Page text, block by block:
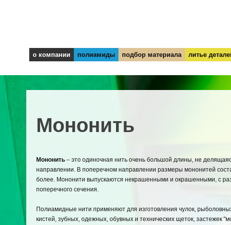
о компании полиамиды подбор материала литье
Мононить
Мононить – это одиночная нить очень большой длины, не
направлении. В поперечном направлении размеры мононитей
более. Мононити выпускаются некрашенными и окрашенными, с
поперечного сечения.
Полиамидные нити применяют для изготовления чулок,
кистей, зубных, одежных, обувных и технических щеток, застежек